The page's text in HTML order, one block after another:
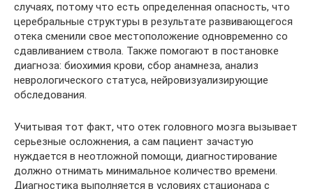
случаях, потому что есть определенная опасность, что
церебральные структуры в результате развивающегося
отека сменили свое местоположение одновременно со
сдавливанием ствола. Также помогают в постановке
диагноза: биохимия крови, сбор анамнеза, анализ
неврологического статуса, нейровизуализирующие
обследования.
Учитывая тот факт, что отек головного мозга вызывает
серьезные осложнения, а сам пациент зачастую
нуждается в неотложной помощи, диагностирование
должно отнимать минимальное количество времени.
Диагностика выполняется в условиях стационара с